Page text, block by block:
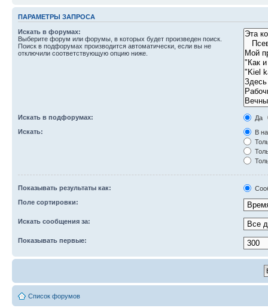
ПАРАМЕТРЫ ЗАПРОСА
Искать в форумах:
Выберите форум или форумы, в которых будет произведен поиск.
Поиск в подфорумах производится автоматически, если вы не
отключили соответствующую опцию ниже.
Искать в подфорумах:
Да
Искать:
В
Показывать результаты как:
Поле сортировки:
Искать сообщения за:
Показывать первые:
Список форумов